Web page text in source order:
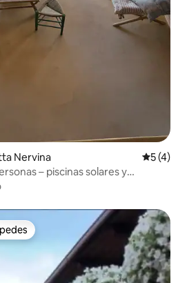
Nervina
5 (4)
– piscinas solares y
entre huéspedes